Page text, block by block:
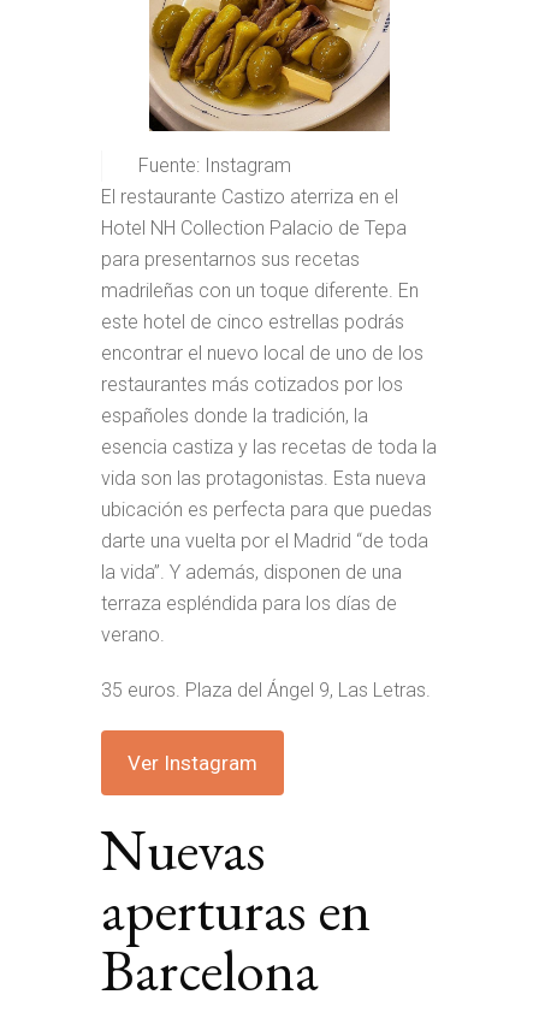
Fuente: Instagram
El restaurante Castizo aterriza en el
Hotel NH Collection Palacio de Tepa
para presentarnos sus recetas
madrileñas con un toque diferente. En
este hotel de cinco estrellas podrás
encontrar el nuevo local de uno de los
restaurantes más cotizados por los
españoles donde la tradición, la
esencia castiza y las recetas de toda la
vida son las protagonistas. Esta nueva
ubicación es perfecta para que puedas
darte una vuelta por el Madrid “de toda
la vida”. Y además, disponen de una
terraza espléndida para los días de
verano.
35 euros. Plaza del Ángel 9, Las Letras.
Ver Instagram
Nuevas
aperturas en
Barcelona